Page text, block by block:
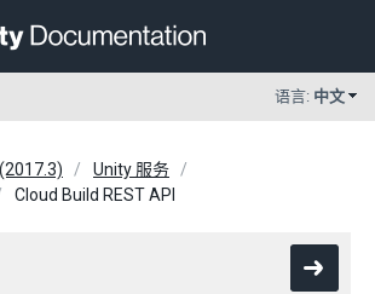
语言: 中文
Unity 服务
Cloud Build REST API